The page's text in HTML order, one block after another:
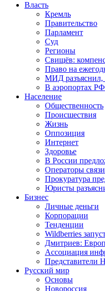
Власть
Кремль
Правительство
Парламент
Суд
Регионы
Свищёв:
Право на
МИД разъяснил,
В аэропортах РФ
Население
Общественность
Происшествия
Жизнь
Оппозиция
Интернет
Здоровье
В России
Операторы
Прокуратура
Юристы
Бизнес
Личные деньги
Корпорации
Тенденции
Wildberries
Дмитриев:
Ассоциация
Представители
Русский мир
Основы
Новороссия